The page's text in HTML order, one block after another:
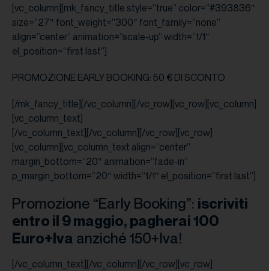
[vc_column][mk_fancy_title style=”true” color=”#393836″
size=”27″ font_weight=”300″ font_family=”none”
align=”center” animation=”scale-up” width=”1/1″
el_position=”first last”]
PROMOZIONE EARLY BOOKING: 50 € DI SCONTO
[/mk_fancy_title][/vc_column][/vc_row][vc_row][vc_column]
[vc_column_text]
[/vc_column_text][/vc_column][/vc_row][vc_row]
[vc_column][vc_column_text align=”center”
margin_bottom=”20″ animation=”fade-in”
p_margin_bottom=”20″ width=”1/1″ el_position=”first last”]
Promozione “Early Booking”: iscriviti
entro il 9 maggio, pagherai 100
Euro+Iva anziché 150+Iva!
[/vc_column_text][/vc_column][/vc_row][vc_row]